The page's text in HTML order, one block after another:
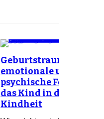
Geburtstrauma -
emotionale und
psychische Folgen für
das Kind in der frühen
Kindheit